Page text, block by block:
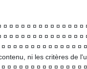
¤ ¤ ¤ ¤ ¤ ¤ ¤ ¤ ¤ ¤ ¤ ¤ ¤
¤ ¤ ¤ ¤ ¤ ¤ ¤ ¤ ¤ ¤ ¤ ¤
¤ ¤ ¤ ¤ ¤ ¤ ¤ ¤ ¤ ¤ ¤ ¤ ¤ ¤
ni les critères de
¤ ¤ ¤ ¤ ¤ ¤ ¤ ¤ ¤ ¤ ¤ ¤ ¤